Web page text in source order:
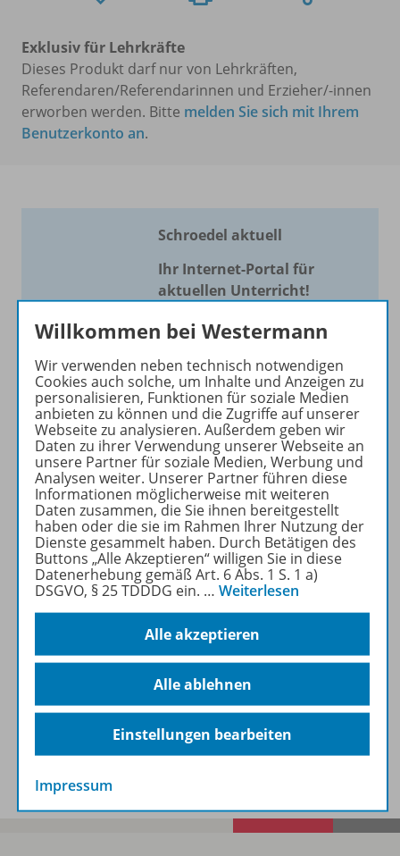
Exklusiv für Lehrkräfte
Dieses Produkt darf nur von Lehrkräften,
Referendaren/Referendarinnen und Erzieher/-innen
erworben werden. Bitte melden Sie sich mit Ihrem
Benutzerkonto an.
Schroedel aktuell
Ihr Internet-Portal für
aktuellen Unterricht!
Mit Schroedel aktuell bieten
Ihren Unterricht aktuell und
einfach zu gestalten. Jede
Woche drei bis vier
Neuerscheinungen mit
großem Online Archiv.
Mehr erfahren
Informationen
Spar-Pakete
Willkommen bei Westermann
Wir verwenden neben technisch notwendigen
Cookies auch solche, um Inhalte und Anzeigen zu
personalisieren, Funktionen für soziale Medien
anbieten zu können und die Zugriffe auf unserer
Webseite zu analysieren. Außerdem geben wir
Daten zu ihrer Verwendung unserer Webseite an
unsere Partner für soziale Medien, Werbung und
Analysen weiter. Unserer Partner führen diese
Informationen möglicherweise mit weiteren
Daten zusammen, die Sie ihnen bereitgestellt
haben oder die sie im Rahmen Ihrer Nutzung der
Dienste gesammelt haben. Durch Betätigen des
Buttons „Alle Akzeptieren“ willigen Sie in diese
Datenerhebung gemäß Art. 6 Abs. 1 S. 1 a)
DSGVO, § 25 TDDDG ein. … Weiterlesen
Alle akzeptieren
Alle ablehnen
Einstellungen bearbeiten
Impressum